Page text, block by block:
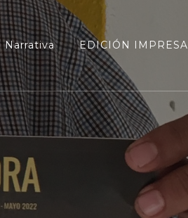
Narrativa EDICIÓN IMPRESA